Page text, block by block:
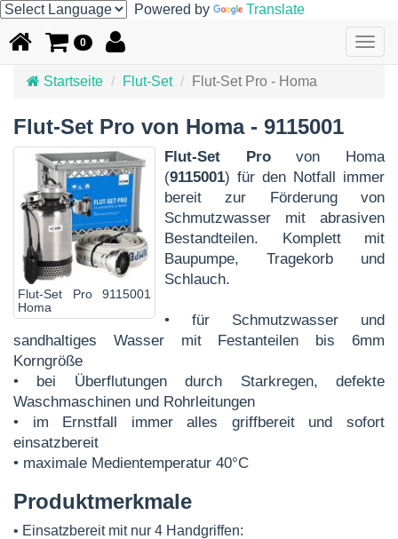
Powered by Translate
0
Startseite Flut-Set Flut-Set Pro - Homa
Flut-Set Pro von Homa - 9115001
Flut-Set Pro 9115001
Homa
Flut-Set Provon Homa
(9115001) für den Notfall immer
bereit zur Förderung von
Schmutzwasser mit abrasiven
Bestandteilen. Komplett mit
Baupumpe, Tragekorb und
Schlauch.
• für Schmutzwasser und
sandhaltiges Wasser mit Festanteilen bis 6mm
Korngröße
• bei Überflutungen durch Starkregen, defekte
Waschmaschinen und Rohrleitungen
• im Ernstfall immer alles griffbereit und sofort
einsatzbereit
• maximale Medientemperatur 40°C
Produktmerkmale
• Einsatzbereit mit nur 4 Handgriffen: